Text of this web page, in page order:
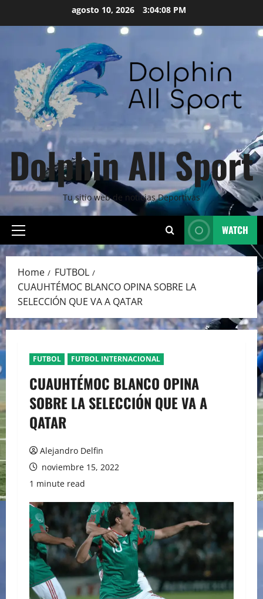
agosto 10, 2026 3:04:10 PM
Dolphin All Sport
Tu sitio web de noticias Deportivas
Primary
Menu
WATCH
Home
FUTBOL
CUAUHTÉMOC BLANCO OPINA SOBRE LA
SELECCIÓN QUE VA A QATAR
FUTBOL FUTBOL INTERNACIONAL
CUAUHTÉMOC BLANCO OPINA
SOBRE LA SELECCIÓN QUE VA A
QATAR
Alejandro Delfin
noviembre 15, 2022
1 minute read